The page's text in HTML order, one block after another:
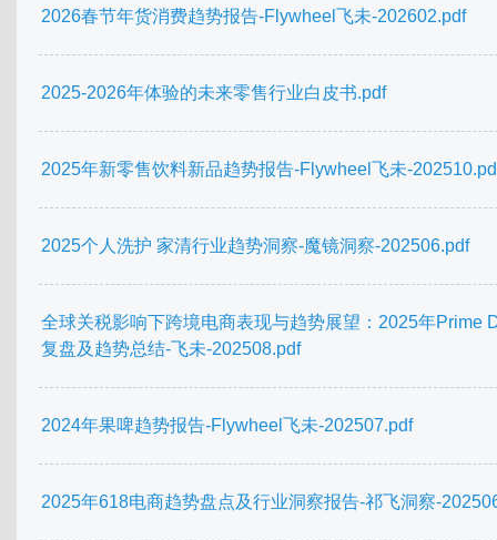
2026春节年货消费趋势报告-Flywheel飞未-202602.pdf
2025-2026年体验的未来零售行业白皮书.pdf
2025年新零售饮料新品趋势报告-Flywheel飞未-
2025个人洗护 家清行业趋势洞察-魔镜洞察-202506.pdf
全球关税影响下跨境电商表现与趋势展望：2025年Prime
复盘及趋势总结-飞未-202508.pdf
2024年果啤趋势报告-Flywheel飞未-202507.pdf
2025年618电商趋势盘点及行业洞察报告-祁飞洞察-